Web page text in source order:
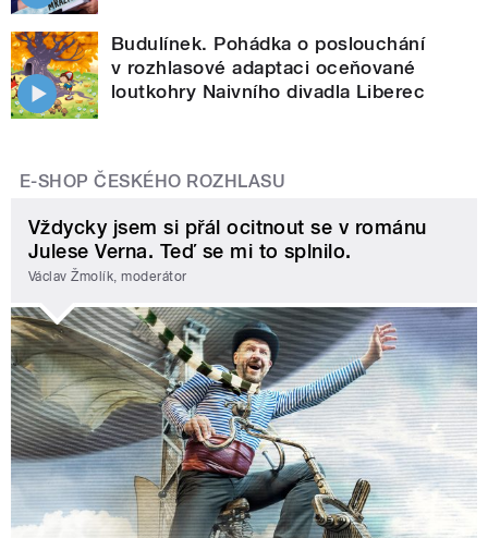
Budulínek. Pohádka o poslouchání
v rozhlasové adaptaci oceňované
loutkohry Naivního divadla Liberec
E-SHOP ČESKÉHO ROZHLASU
Vždycky jsem si přál ocitnout se v románu
Julese Verna. Teď se mi to splnilo.
Václav Žmolík, moderátor